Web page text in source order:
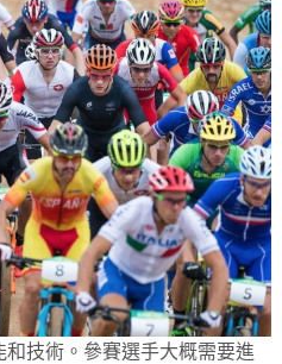
技術。參賽選手大概需要進